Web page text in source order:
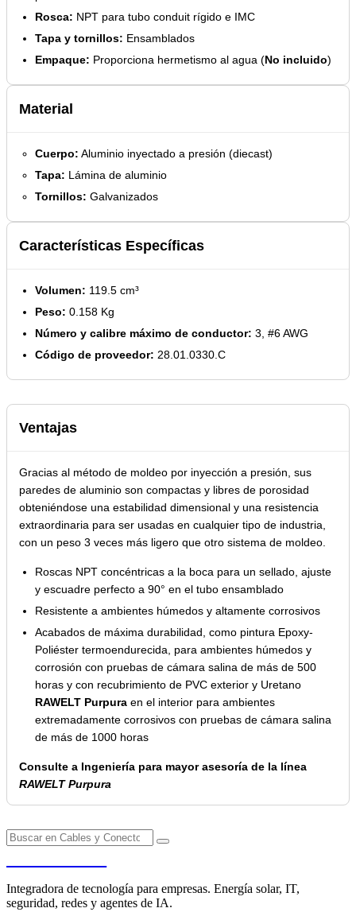
Rosca: NPT para tubo conduit rígido e IMC
Tapa y tornillos: Ensamblados
Empaque: Proporciona hermetismo al agua (No incluido)
Material
Cuerpo: Aluminio inyectado a presión (diecast)
Tapa: Lámina de aluminio
Tornillos: Galvanizados
Características Específicas
Volumen: 119.5 cm³
Peso: 0.158 Kg
Número y calibre máximo de conductor: 3, #6 AWG
Código de proveedor: 28.01.0330.C
Ventajas
Gracias al método de moldeo por inyección a presión, sus
paredes de aluminio son compactas y libres de porosidad
obteniéndose una estabilidad dimensional y una resistencia
extraordinaria para ser usadas en cualquier tipo de industria,
con un peso 3 veces más ligero que otro sistema de moldeo.
Roscas NPT concéntricas a la boca para un sellado, ajuste
y escuadre perfecto a 90° en el tubo ensamblado
Resistente a ambientes húmedos y altamente corrosivos
Acabados de máxima durabilidad, como pintura Epoxy-
Poliéster termoendurecida, para ambientes húmedos y
corrosión con pruebas de cámara salina de más de 500
horas y con recubrimiento de PVC exterior y Uretano
RAWELT Purpura en el interior para ambientes
extremadamente corrosivos con pruebas de cámara salina
de más de 1000 horas
Consulte a Ingeniería para mayor asesoría de la línea
RAWELT Purpura
Integradora de tecnología para empresas. Energía solar, IT,
seguridad, redes y agentes de IA.